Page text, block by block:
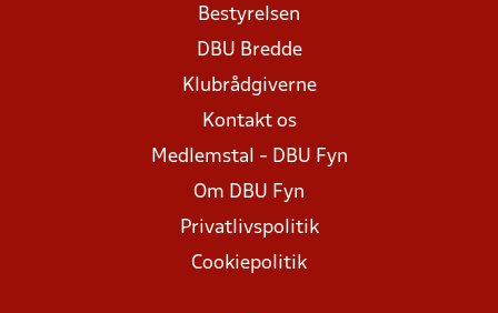
Bestyrelsen
DBU Bredde
Klubrådgiverne
Kontakt os
Medlemstal - DBU Fyn
Om DBU Fyn
Privatlivspolitik
Cookiepolitik